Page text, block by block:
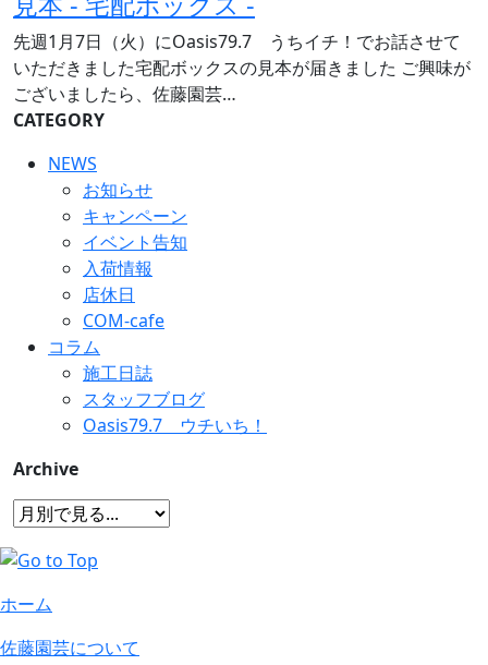
先週1月7日（火）にOasis79.7 うちイチ！でお話させて
いただきました宅配ボックスの見本が届きました ご興味が
ございましたら、佐藤園芸…
CATEGORY
NEWS
お知らせ
キャンペーン
イベント告知
入荷情報
店休日
COM-cafe
コラム
施工日誌
スタッフブログ
Oasis79.7 ウチいち！
Archive
ホーム
佐藤園芸について